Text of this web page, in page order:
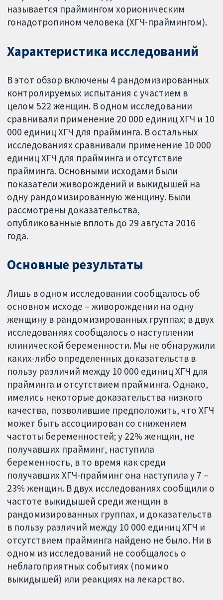
называется праймингом хорионическим
гонадотропином человека (ХГЧ-праймингом).
Характеристика исследований
В этот обзор включены 4 рандомизированных
контролируемых испытания с участием в
целом 522 женщин. В одном исследовании
сравнивали применение 20 000 единиц ХГЧ и 10
000 единиц ХГЧ для прайминга. В остальных
исследованиях сравнивали применение 10 000
единиц ХГЧ для прайминга и отсутствие
прайминга. Основными исходами были
показатели живорождений и выкидышей на
одну рандомизированную женщину. Были
рассмотрены доказательства,
опубликованные вплоть до 29 августа 2016
года.
Основные результаты
Лишь в одном исследовании сообщалось об
основном исходе – живорождении на одну
женщину в рандомизированных группах; в двух
исследованиях сообщалось о наступлении
клинической беременности. Мы не обнаружили
каких-либо определенных доказательств в
пользу различий между 10 000 единиц ХГЧ для
прайминга и отсутствием прайминга. Однако,
имелись некоторые доказательства низкого
качества, позволившие предположить, что ХГЧ
может быть ассоциирован со снижением
частоты беременностей; у 22% женщин, не
получавших прайминг, наступила
беременность, в то время как среди
получавших ХГЧ-прайминг она наступила у 7 –
23% женщин. В двух исследованиях сообщили о
частоте выкидышей среди женщин в
рандомизированных группах, и доказательств
в пользу различий между 10 000 единиц ХГЧ и
отсутствием прайминга найдено не было. Ни в
одном из исследований не сообщалось о
неблагоприятных событиях (помимо
выкидышей) или реакциях на лекарство.